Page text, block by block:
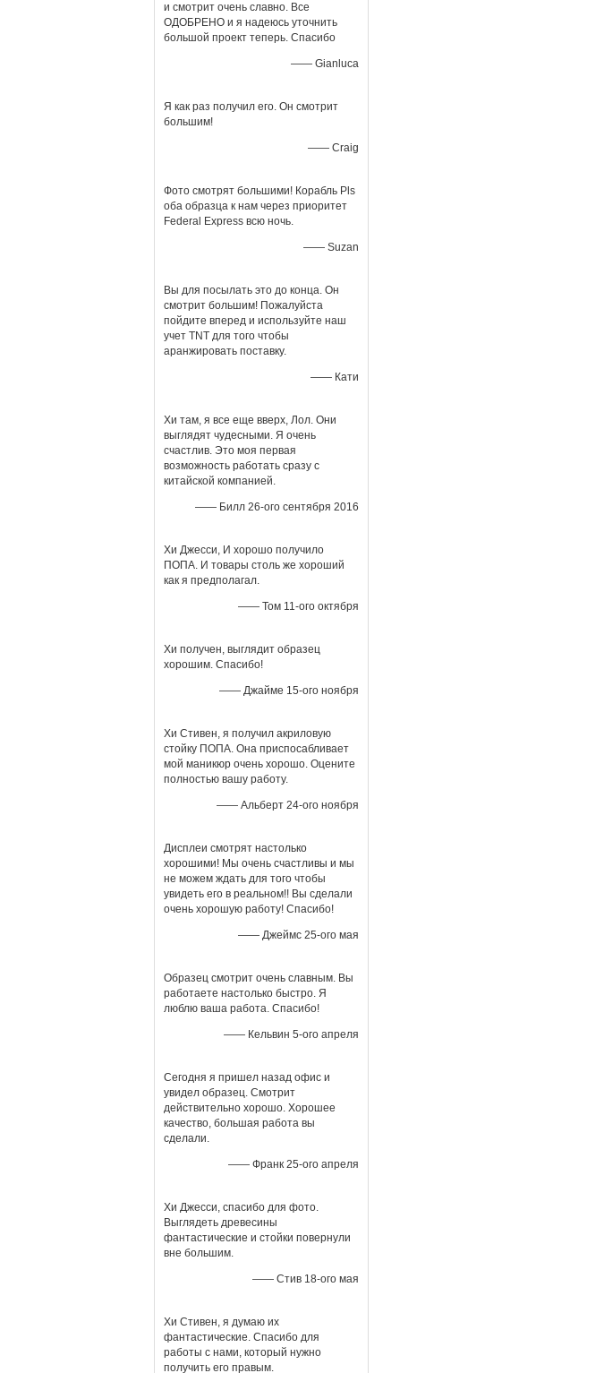
и смотрит очень славно. Все
ОДОБРЕНО и я надеюсь уточнить
большой проект теперь. Спасибо
—— Gianluca
Я как раз получил его. Он смотрит
большим!
—— Craig
Фото смотрят большими! Корабль Pls
оба образца к нам через приоритет
Federal Express всю ночь.
—— Suzan
Вы для посылать это до конца. Он
смотрит большим! Пожалуйста
пойдите вперед и используйте наш
учет TNT для того чтобы
аранжировать поставку.
—— Кати
Хи там, я все еще вверх, Лол. Они
выглядят чудесными. Я очень
счастлив. Это моя первая
возможность работать сразу с
китайской компанией.
—— Билл 26-ого сентября 2016
Хи Джесси, И хорошо получило
ПОПА. И товары столь же хороший
как я предполагал.
—— Том 11-ого октября
Хи получен, выглядит образец
хорошим. Спасибо!
—— Джайме 15-ого ноября
Хи Стивен, я получил акриловую
стойку ПОПА. Она приспосабливает
мой маникюр очень хорошо. Оцените
полностью вашу работу.
—— Альберт 24-ого ноября
Дисплеи смотрят настолько
хорошими! Мы очень счастливы и мы
не можем ждать для того чтобы
увидеть его в реальном!! Вы сделали
очень хорошую работу! Спасибо!
—— Джеймс 25-ого мая
Образец смотрит очень славным. Вы
работаете настолько быстро. Я
люблю ваша работа. Спасибо!
—— Кельвин 5-ого апреля
Сегодня я пришел назад офис и
увидел образец. Смотрит
действительно хорошо. Хорошее
качество, большая работа вы
сделали.
—— Франк 25-ого апреля
Хи Джесси, спасибо для фото.
Выглядеть древесины
фантастические и стойки повернули
вне большим.
—— Стив 18-ого мая
Хи Стивен, я думаю их
фантастические. Спасибо для
работы с нами, который нужно
получить его правым.